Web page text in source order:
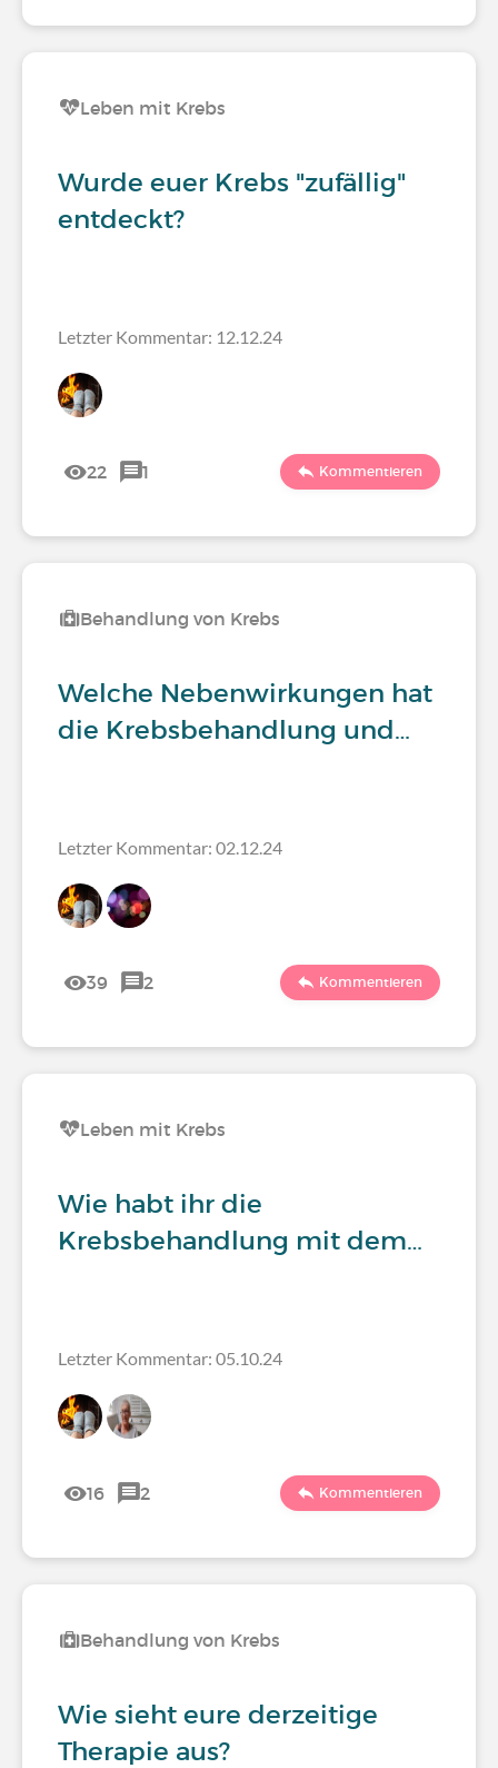
Leben mit Krebs
Wurde euer Krebs "zufällig"
entdeckt?
Letzter Kommentar: 12.12.24
22 1 Kommentieren
Behandlung von Krebs
Welche Nebenwirkungen hat
die Krebsbehandlung und…
Letzter Kommentar: 02.12.24
39 2 Kommentieren
Leben mit Krebs
Wie habt ihr die
Krebsbehandlung mit dem…
Letzter Kommentar: 05.10.24
16 2 Kommentieren
Behandlung von Krebs
Wie sieht eure derzeitige
Therapie aus?